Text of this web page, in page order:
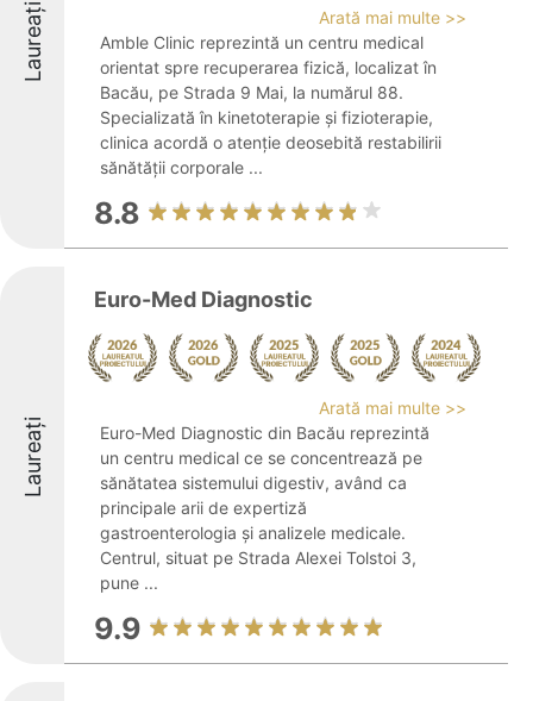
Laureați
Arată mai multe >>
Amble Clinic reprezintă un centru medical
orientat spre recuperarea fizică, localizat în
Bacău, pe Strada 9 Mai, la numărul 88.
Specializată în kinetoterapie și fizioterapie,
clinica acordă o atenție deosebită restabilirii
sănătății corporale ...
8.8
Laureați
Euro-Med Diagnostic
Arată mai multe >>
Euro-Med Diagnostic din Bacău reprezintă
un centru medical ce se concentrează pe
sănătatea sistemului digestiv, având ca
principale arii de expertiză
gastroenterologia și analizele medicale.
Centrul, situat pe Strada Alexei Tolstoi 3,
pune ...
9.9